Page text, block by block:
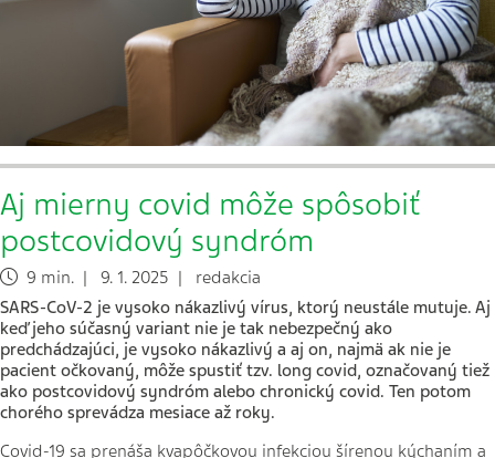
Aj mierny covid môže spôsobiť
postcovidový syndróm
9 min. | 9. 1. 2025 | redakcia
SARS-CoV-2 je vysoko nákazlivý vírus, ktorý neustále mutuje. Aj
keď jeho súčasný variant nie je tak nebezpečný ako
predchádzajúci, je vysoko nákazlivý a aj on, najmä ak nie je
pacient očkovaný, môže spustiť tzv. long covid, označovaný tiež
ako postcovidový syndróm alebo chronický covid. Ten potom
chorého sprevádza mesiace až roky.
Covid-19 sa prenáša kvapôčkovou infekciou šírenou kýchaním a